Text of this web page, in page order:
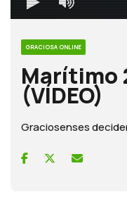
GRACIOSA ONLINE
Marítimo
(VÍDEO)
Graciosenses